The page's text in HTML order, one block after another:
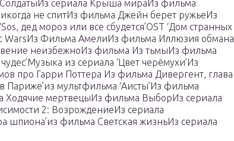
СолдатыИз сериала Крыша мираИз фильма
не спитИз фильма Джейн берет ружьеИз
дед мороз или все сбудется’OST ‘Дом странных
WarsИз Фильма АмелиИз фильма Иллюзия обмана
неизбежноИз фильма Из тьмыИз фильма
из сериала ‘Цвет черёмухи’Из
про Гарри Поттера Из фильма Дивергент, глава
Париже’из мультфильма ‘Аисты’Из фильма
Ходячие мертвецыИз фильма ВыборИз сериала
2: ВозрождениеИз сериала
шпиона’из фильма Светская жизньИз сериала